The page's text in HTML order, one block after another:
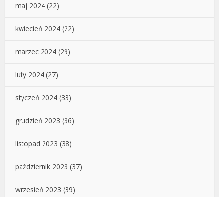
maj 2024 (22)
kwiecień 2024 (22)
marzec 2024 (29)
luty 2024 (27)
styczeń 2024 (33)
grudzień 2023 (36)
listopad 2023 (38)
październik 2023 (37)
wrzesień 2023 (39)